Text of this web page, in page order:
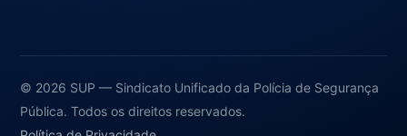
© 2026 SUP — Sindicato Unificado da Polícia de Segurança
Pública. Todos os direitos reservados.